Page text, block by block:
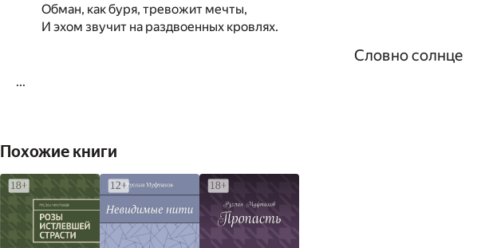
Обман, как буря, тревожит мечты,
И эхом звучит на раздвоенных кровлях.
Словно солнце
...
Похожие книги